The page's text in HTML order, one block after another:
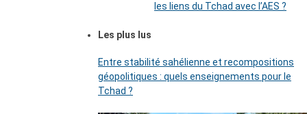
les liens du Tchad avec l’AES ?
Les plus lus
Entre stabilité sahélienne et recompositions
géopolitiques : quels enseignements pour le
Tchad ?